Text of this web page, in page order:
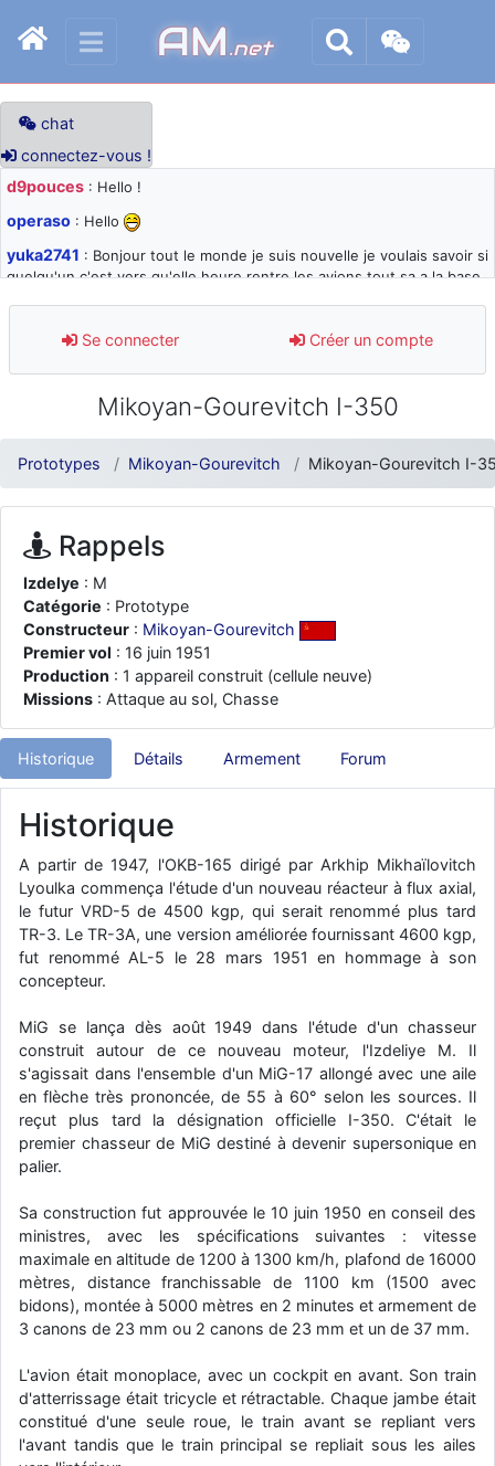
AM.net
chat
connectez-vous !
d9pouces : Hello !
operaso : Hello
yuka2741 : Bonjour tout le monde je suis nouvelle je voulais savoir si
quelqu'un c'est vers qu'elle heure rentre les avions tout sa a la base
d9pouces: désolé pour les quelques blocages du site ces derniers
jours : je teste des méthodes contre le spam et les bots trop nocifs
: Super, la nouvelle bannière
d9pouces
: je suis un avion@,._,+ > lesquels ? je ne suis pas sûr de
comprendre
d9pouces: ouakamois > si tu parles du sujet sur l'Armée de l'Air,
bien sûr que oui !
je suis un avion@,._,+
moi et quelques avions n'ont pas les mêmes noms qu'aujourd'hui
ouakamois
: Bonjourà toutes et à tous.en espérantque ces
quelques images du Pays Basque vous auront plu ; Agur…
d9pouces: Je me rattraperai à la Ferté samedi
d9pouces: Malheureusement nonun peu trop loin pour moi !
fox_50 : Bonjour, certains parmis vous étaient-ils présent au
meeting de Lann Bihoué de 2026 ?
au site!
jericho
: Bonne année et tous mes meilleurs voeux à tous pour
2026 !
little boy : je vous souhaite un bon réveillon pour cette nouvelle
année!
jericho: Merci D9pouces, à mon tour de souhaiter un Joyeux Noël
et de bonnes fêtes de fin d'année.
d9pouces : Joyeux Noël à tous !
d9pouces : mais tu peux tenter l'un des rares lycées militaires
comme le Prytanée dans la Sarthe, ça ne peut pas faire de mal !
d9pouces
: C'est plutôt après le lycée, voire après une prépa
scientifique, tu as donc encore un peu de temps devant toi
yaellerigolow
le lycée pour s'orienter et pouvoir devenir officier de l'armée de l'air?
d9pouces: lesquels, par exemple ?
mahmoud
: bonsoir, très instructif ce site .mais nous aimerions avoir
les photo des anciens appareils de l'armée de l'air de la haute -volta
d9pouces: Ça me casse quand même bien les pieds, j’avoue
jericho : Pour moi tout est à nouveau OK dirait-on… Merci à toi.
d9pouces: En espérant n’avoir coupé les accessoires de personne
au passage !
d9pouces: j'ai trouvé un palliatif un peu violent, mais ça devrait aller
Se connecter Créer un compte
Mikoyan-Gourevitch I-350
Prototypes Mikoyan-Gourevitch Mikoyan-Gourevitch I-
Rappels
Izdelye : M
Catégorie : Prototype
Constructeur : Mikoyan-Gourevitch
Premier vol : 16 juin 1951
Production : 1 appareil construit (cellule neuve)
Missions : Attaque au sol, Chasse
Historique Détails Armement Forum
Historique
A partir de 1947, l'OKB-165 dirigé par Arkhip Mikhaïlovitch
Lyoulka commença l'étude d'un nouveau réacteur à flux axial,
le futur VRD-5 de 4500 kgp, qui serait renommé plus tard
TR-3. Le TR-3A, une version améliorée fournissant 4600 kgp,
fut renommé AL-5 le 28 mars 1951 en hommage à son
concepteur.
MiG se lança dès août 1949 dans l'étude d'un chasseur
construit autour de ce nouveau moteur, l'Izdeliye M. Il
s'agissait dans l'ensemble d'un MiG-17 allongé avec une aile
en flèche très prononcée, de 55 à 60° selon les sources. Il
reçut plus tard la désignation officielle I-350. C'était le
premier chasseur de MiG destiné à devenir supersonique en
palier.
Sa construction fut approuvée le 10 juin 1950 en conseil des
ministres, avec les spécifications suivantes : vitesse
maximale en altitude de 1200 à 1300 km/h, plafond de 16000
mètres, distance franchissable de 1100 km (1500 avec
bidons), montée à 5000 mètres en 2 minutes et armement de
3 canons de 23 mm ou 2 canons de 23 mm et un de 37 mm.
L'avion était monoplace, avec un cockpit en avant. Son train
d'atterrissage était tricycle et rétractable. Chaque jambe était
constitué d'une seule roue, le train avant se repliant vers
l'avant tandis que le train principal se repliait sous les ailes